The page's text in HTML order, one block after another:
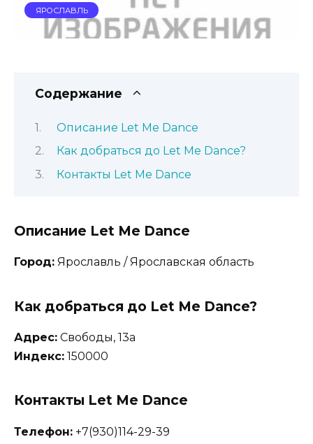
ЯРОСЛАВЛЬ
Содержание
Описание Let Me Dance
Как добраться до Let Me Dance?
Контакты Let Me Dance
Описание Let Me Dance
Город: Ярославль / Ярославская область
Как добраться до Let Me Dance?
Адрес: Свободы, 13а
Индекс: 150000
Контакты Let Me Dance
Телефон: +7(930)114-29-39